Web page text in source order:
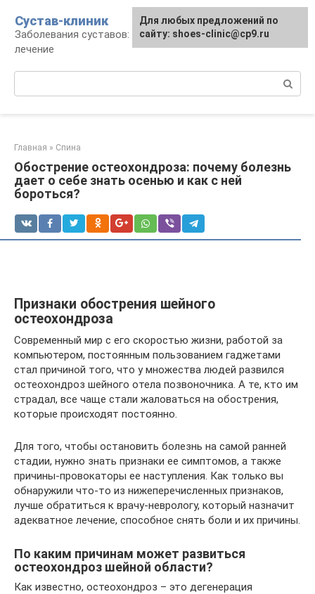
контенту
Сустав-клиник
Заболевания суставов: профилактика и
лечение
Главная » Спина
Обострение остеохондроза: почему болезнь
дает о себе знать осенью и как с ней
бороться?
Признаки обострения шейного
остеохондроза
Современный мир с его скоростью жизни, работой за
компьютером, постоянным пользованием гаджетами
стал причиной того, что у множества людей развился
остеохондроз шейного отела позвоночника. А те, кто им
страдал, все чаще стали жаловаться на обострения,
которые происходят постоянно.
Для того, чтобы остановить болезнь на самой ранней
стадии, нужно знать признаки ее симптомов, а также
причины-провокаторы ее наступления. Как только вы
обнаружили что-то из нижеперечисленных признаков,
лучше обратиться к врачу-неврологу, который назначит
адекватное лечение, способное снять боли и их причины.
По каким причинам может развиться
остеохондроз шейной области?
Как известно, остеохондроз – это дегенерация
Для любых предложений по
сайту: shoes-clinic@cp9.ru